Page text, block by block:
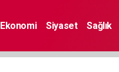
Ekonomi Siyaset Sağlık